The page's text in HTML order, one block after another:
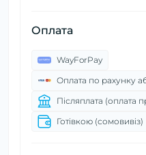
Оплата
WayForPay
Оплата по рахунку
Післяплата (оплата
Готівкою (сомовивіз)